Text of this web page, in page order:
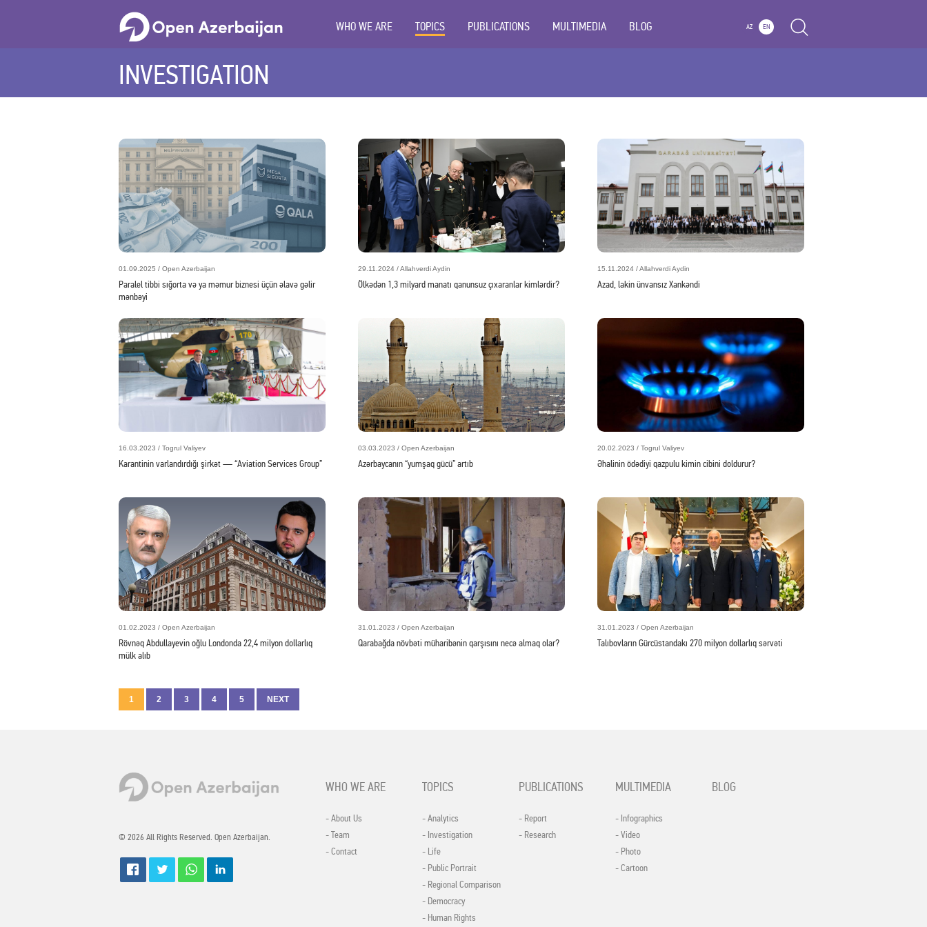
WHO WE ARE TOPICS PUBLICATIONS MULTIMEDIA BLOG AZ EN
INVESTIGATION
01.09.2025 / Open Azerbaijan
Paralel tibbi sığorta və ya məmur biznesi üçün əlavə gəlir
mənbəyi
29.11.2024 / Allahverdi Aydin
Ölkədən 1,3 milyard manatı qanunsuz çıxaranlar kimlərdir?
15.11.2024 / Allahverdi Aydin
Azad, lakin ünvansız Xankəndi
16.03.2023 / Togrul Valiyev
Karantinin varlandırdığı şirkət — “Aviation Services Group”
03.03.2023 / Open Azerbaijan
Azərbaycanın “yumşaq gücü” artıb
20.02.2023 / Togrul Valiyev
Əhalinin ödədiyi qazpulu kimin cibini doldurur?
01.02.2023 / Open Azerbaijan
Rövnəq Abdullayevin oğlu Londonda 22,4 milyon dollarlıq
mülk alıb
31.01.2023 / Open Azerbaijan
Qarabağda növbəti müharibənin qarşısını necə almaq olar?
31.01.2023 / Open Azerbaijan
Talıbovların Gürcüstandakı 270 milyon dollarlıq sərvəti
1 2 3 4 5 NEXT
© 2026 All Rights Reserved. Open Azerbaijan.
WHO WE ARE
- About Us
- Team
- Contact
TOPICS
- Analytics
- Investigation
- Life
- Public Portrait
- Regional Comparison
- Democracy
- Human Rights
PUBLICATIONS
- Report
- Research
MULTIMEDIA
- Infographics
- Video
- Photo
- Cartoon
BLOG